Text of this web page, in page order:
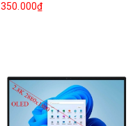
350.000₫